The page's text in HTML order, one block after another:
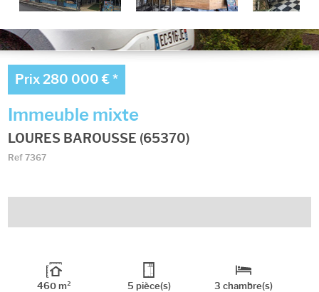
Prix280 000 €*
Immeuble mixte
LOURES BAROUSSE (65370)
Ref 7367
460 m² 5 pièce(s) 3 chambre(s)